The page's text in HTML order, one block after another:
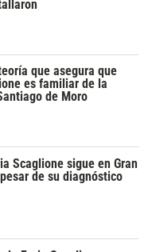
que asegura que
es familiar de la
de Moro
Scaglione sigue en Gran
de su diagnóstico